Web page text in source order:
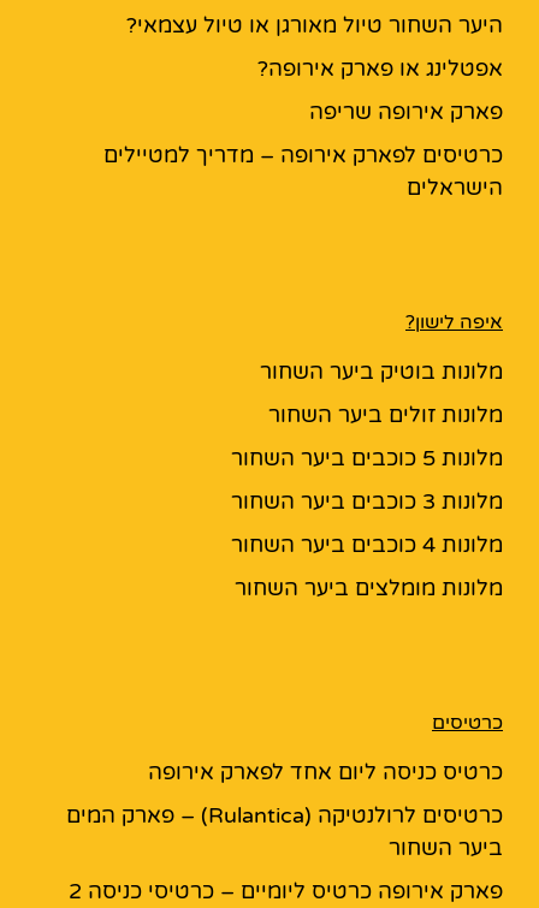
היער השחור טיול מאורגן או טיול עצמאי?
אפטלינג או פארק אירופה?
פארק אירופה שריפה
כרטיסים לפארק אירופה – מדריך למטיילים
הישראלים
איפה לישון?
מלונות בוטיק ביער השחור
מלונות זולים ביער השחור
מלונות 5 כוכבים ביער השחור
מלונות 3 כוכבים ביער השחור
מלונות 4 כוכבים ביער השחור
מלונות מומלצים ביער השחור
כרטיסים
כרטיס כניסה ליום אחד לפארק אירופה
כרטיסים לרולנטיקה (Rulantica) – פארק המים
ביער השחור
פארק אירופה כרטיס ליומיים – כרטיסי כניסה 2